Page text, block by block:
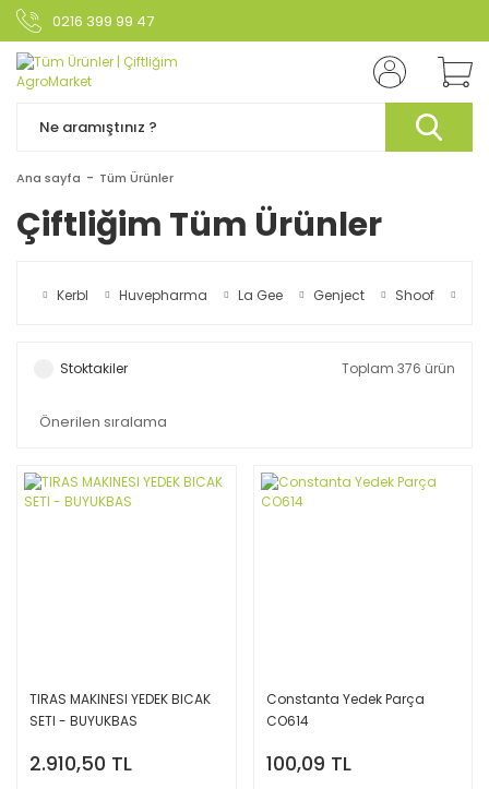
0216 399 99 47
Ana sayfa Tüm Ürünler
Çiftliğim Tüm Ürünler
Kerbl Huvepharma La Gee Genject Shoof
Stoktakiler Toplam 376 ürün
TIRAS MAKINESI YEDEK BICAK
SETI - BUYUKBAS
2.910,50 TL
Constanta Yedek Parça
CO614
100,09 TL